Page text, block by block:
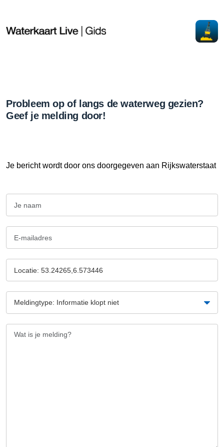
Probleem op of langs de waterweg gezien?
Geef je melding door!
Je bericht wordt door ons doorgegeven aan Rijkswaterstaat